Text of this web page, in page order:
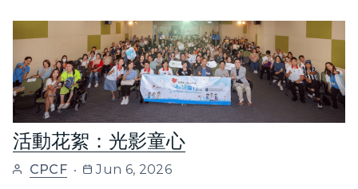
活動花絮：光影童心
CPCF
Jun 6, 2026